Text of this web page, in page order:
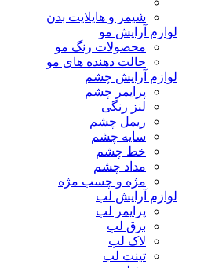
شیمر و هایلایت بدن
لوازم آرایش مو
محصولات رنگ مو
حالت دهنده های مو
لوازم آرایش چشم
پرایمر چشم
لنز رنگی
ریمل چشم
سایه چشم
خط چشم
مداد چشم
مژه و چسب مژه
لوازم آرایش لب
پرایمر لب
برق لب
لاک لب
تینت لب